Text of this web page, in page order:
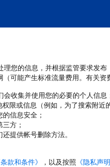
您的信息，并根据监管要求发
可能产生标准流量费用。有关
收集并使用您的必要的个人信息
限或信息（例如，为了搜索附近
信息安全；
方；
提供帐号删除方法。
条款和条件》 ，以及按照 《隐私声明